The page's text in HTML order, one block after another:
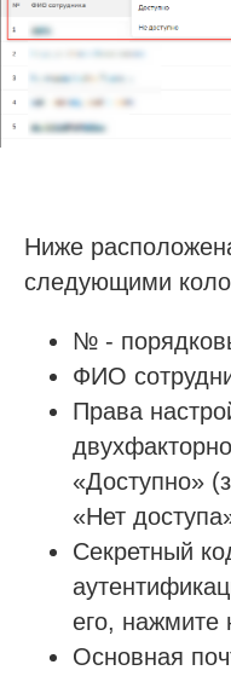
Ниже
следующими
№ -
ФИО
Права
«Доступно»
«Нет
Секретный
его, нажмите
Основная